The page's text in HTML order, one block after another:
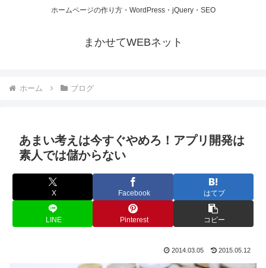
ホームページの作り方・WordPress・jQuery・SEO
まかせてWEBネット
ホーム ブログ
あまい考えは今すぐやめろ！アプリ開発は
素人では儲からない
X Facebook はてブ
LINE Pinterest コピー
2014.03.05 2015.05.12